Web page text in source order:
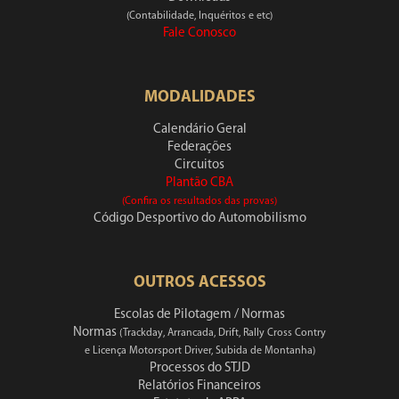
(Contabilidade, Inquéritos e etc)
Fale Conosco
MODALIDADES
Calendário Geral
Federações
Circuitos
Plantão CBA
(Confira os resultados das provas)
Código Desportivo do Automobilismo
OUTROS ACESSOS
Escolas de Pilotagem / Normas
Normas (Trackday, Arrancada, Drift, Rally Cross Contry
e Licença Motorsport Driver, Subida de Montanha)
Processos do STJD
Relatórios Financeiros